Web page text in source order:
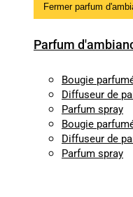
Fermer parfum
Parfum
Bougie
Diffuseur de
Parfum spray
Bougie
Diffuseur de
Parfum spray